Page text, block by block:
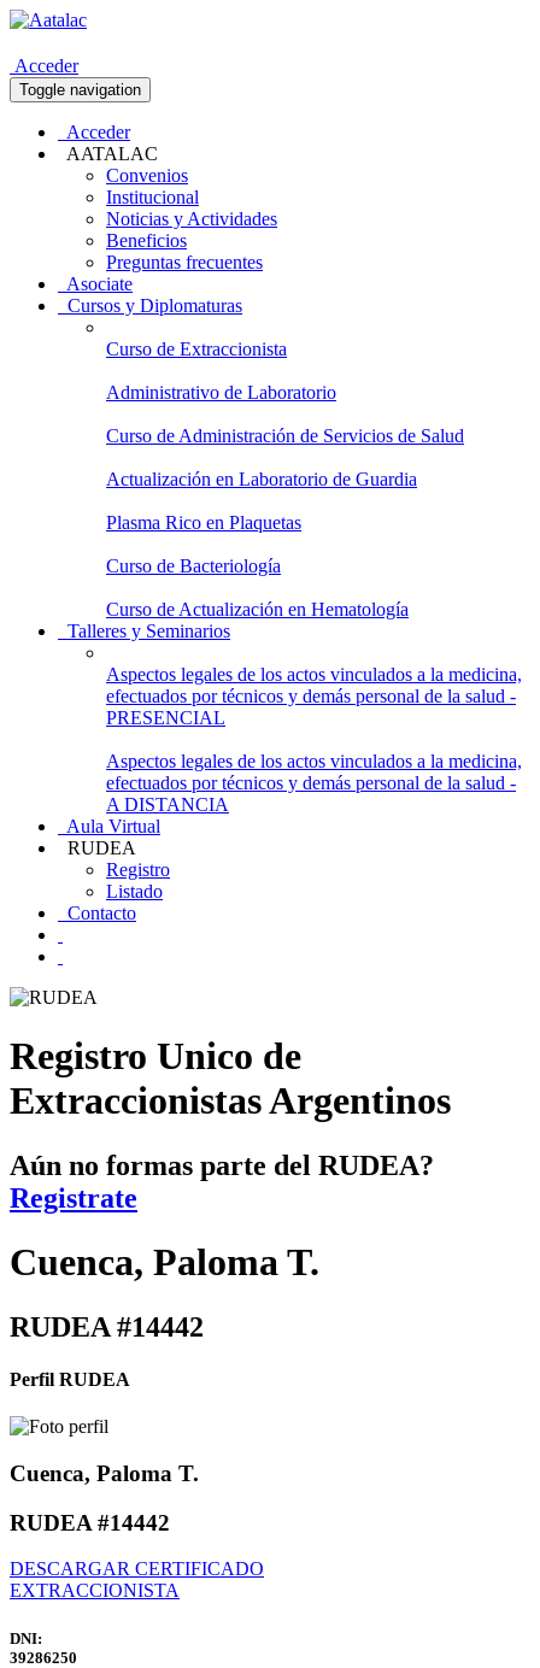
Acceder
Toggle navigation
Acceder
AATALAC
Convenios
Institucional
Noticias y Actividades
Beneficios
Preguntas frecuentes
Asociate
Cursos y Diplomaturas
Curso de Extraccionista
Administrativo de Laboratorio
Curso de Administración de Servicios de Salud
Actualización en Laboratorio de Guardia
Plasma Rico en Plaquetas
Curso de Bacteriología
Curso de Actualización en Hematología
Talleres y Seminarios
Aspectos legales de los actos vinculados a la medicina,
efectuados por técnicos y demás personal de la salud -
PRESENCIAL
Aspectos legales de los actos vinculados a la medicina,
efectuados por técnicos y demás personal de la salud -
A DISTANCIA
Aula Virtual
RUDEA
Registro
Listado
Contacto
Registro Unico de
Extraccionistas Argentinos
Aún no formas parte del RUDEA?
Registrate
Cuenca, Paloma T.
RUDEA #14442
Perfil RUDEA
Cuenca, Paloma T.
RUDEA #14442
DESCARGAR CERTIFICADO
EXTRACCIONISTA
DNI:
39286250